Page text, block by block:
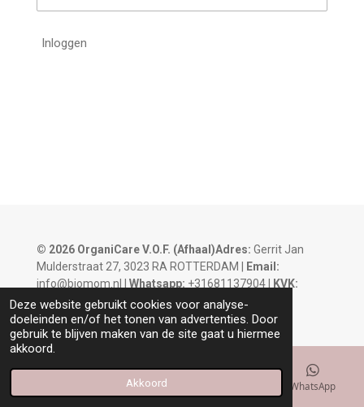
Deze website gebruikt cookies voor analyse-
doeleinden en/of het tonen van advertenties. Door
gebruik te blijven maken van de site gaat u hiermee
akkoord.
Akkoord
Inloggen
© 2026 OrganiCare V.O.F. (Afhaal)Adres: Gerrit Jan
Mulderstraat 27, 3023 RA ROTTERDAM |
Email:
info@biomom.nl | Whatsapp: +31681137904 |
KVK:
93320620 |BTW:NL866353665B01
Kaart WhatsApp